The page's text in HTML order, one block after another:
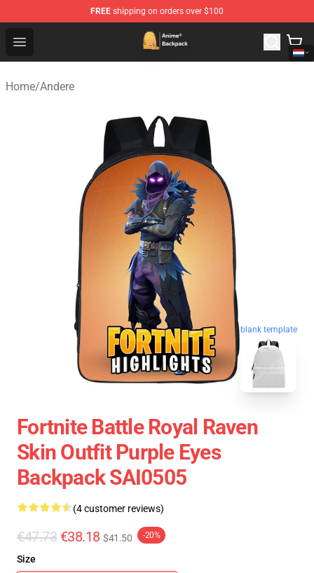
FREE shipping on orders over $100
Open menu
Anime Backpack Shop - Official Anime Backpack Store
Home/Andere
blank template
Fortnite Battle Royal Raven
Skin Outfit Purple Eyes
Backpack SAI0505
(4 customer reviews)
€47.73 €38.18 $41.50 -20%
Size